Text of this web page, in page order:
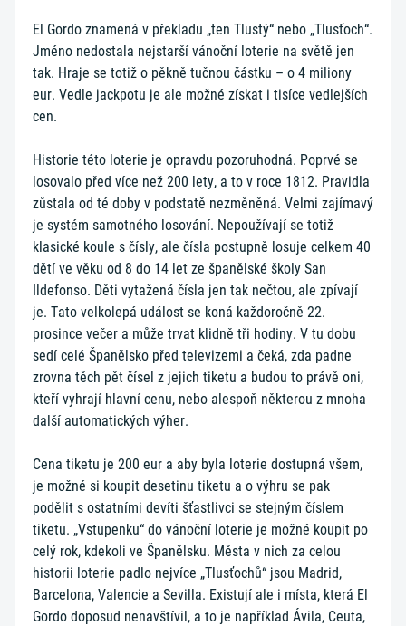
El Gordo znamená v překladu „ten Tlustý“ nebo „Tlusťoch“.
Jméno nedostala nejstarší vánoční loterie na světě jen
tak. Hraje se totiž o pěkně tučnou částku – o 4 miliony
eur. Vedle jackpotu je ale možné získat i tisíce vedlejších
cen.
Historie této loterie je opravdu pozoruhodná. Poprvé se
losovalo před více než 200 lety, a to v roce 1812. Pravidla
zůstala od té doby v podstatě nezměněná. Velmi zajímavý
je systém samotného losování. Nepoužívají se totiž
klasické koule s čísly, ale čísla postupně losuje celkem 40
dětí ve věku od 8 do 14 let ze španělské školy San
Ildefonso. Děti vytažená čísla jen tak nečtou, ale zpívají
je. Tato velkolepá událost se koná každoročně 22.
prosince večer a může trvat klidně tři hodiny. V tu dobu
sedí celé Španělsko před televizemi a čeká, zda padne
zrovna těch pět čísel z jejich tiketu a budou to právě oni,
kteří vyhrají hlavní cenu, nebo alespoň některou z mnoha
další automatických výher.
Cena tiketu je 200 eur a aby byla loterie dostupná všem,
je možné si koupit desetinu tiketu a o výhru se pak
podělit s ostatními devíti šťastlivci se stejným číslem
tiketu. „Vstupenku“ do vánoční loterie je možné koupit po
celý rok, kdekoli ve Španělsku. Města v nich za celou
historii loterie padlo nejvíce „Tlusťochů“ jsou Madrid,
Barcelona, Valencie a Sevilla. Existují ale i místa, která El
Gordo doposud nenavštívil, a to je například Ávila, Ceuta,